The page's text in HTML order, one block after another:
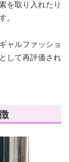
を取り入れたり
ャルファッショ
して再評価され